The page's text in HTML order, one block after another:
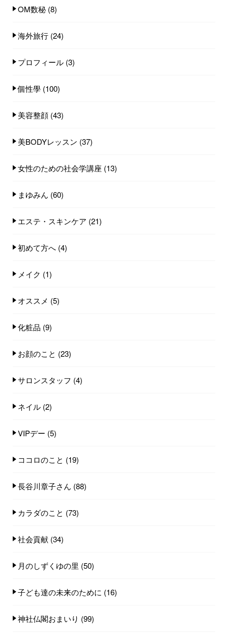
OM数秘 (8)
海外旅行 (24)
プロフィール (3)
個性學 (100)
美容整顔 (43)
美BODYレッスン (37)
女性のための社会学講座 (13)
まゆみん (60)
エステ・スキンケア (21)
初めて方へ (4)
メイク (1)
オススメ (5)
化粧品 (9)
お顔のこと (23)
サロンスタッフ (4)
ネイル (2)
VIPデー (5)
ココロのこと (19)
長谷川章子さん (88)
カラダのこと (73)
社会貢献 (34)
月のしずくゆの里 (50)
子ども達の未来のために (16)
神社仏閣おまいり (99)